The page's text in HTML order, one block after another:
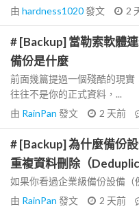
由 hardness1020發文 2
# [Backup] 當勒索軟體
備份是什麼
前面幾篇提過一個殘酷的現
往往不是你的正式資料，...
由 RainPan 發文 2 天前
# [Backup] 為什麼備份
重複資料刪除（
如果你看過企業級備份設備
由 RainPan 發文 2 天前